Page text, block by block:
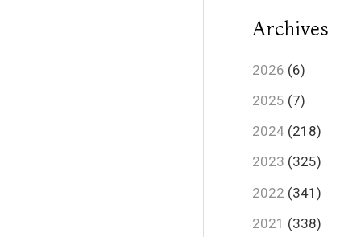
Archives
2026 (6)
2025 (7)
2024 (218)
2023 (325)
2022 (341)
2021 (338)